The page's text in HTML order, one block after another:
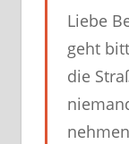
Liebe
geht
die